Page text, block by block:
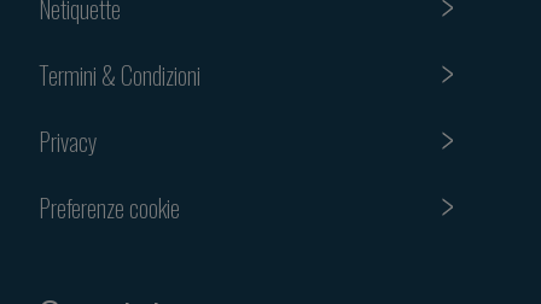
Netiquette
Termini & Condizioni
Privacy
Preferenze cookie